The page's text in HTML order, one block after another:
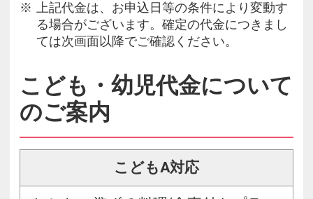
上記代金は、お申込日等の条件により変動す
る場合がございます。確定の代金につきまし
ては次画面以降でご確認ください。
こども・幼児代金について
のご案内
こどもA対応